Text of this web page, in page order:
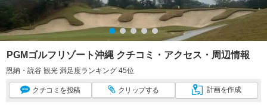
PGMゴルフリゾート沖縄 クチコミ・アクセス・周辺情報
恩納・読谷 観光 満足度ランキング 45位
クチコミ を投稿 クリップする 計画を作成